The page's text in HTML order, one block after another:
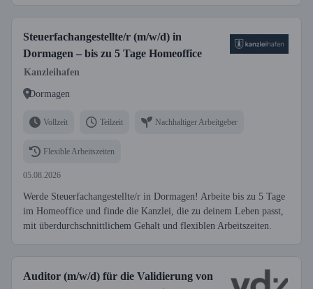
Steuerfachangestellte/r (m/w/d) in
Dormagen – bis zu 5 Tage Homeoffice
Kanzleihafen
Dormagen
Vollzeit Teilzeit Nachhaltiger Arbeitgeber
Flexible Arbeitszeiten
05.08.2026
Werde Steuerfachangestellte/r in Dormagen! Arbeite bis zu 5 Tage
im Homeoffice und finde die Kanzlei, die zu deinem Leben passt,
mit überdurchschnittlichem Gehalt und flexiblen Arbeitszeiten.
Auditor (m/w/d) für die Validierung von